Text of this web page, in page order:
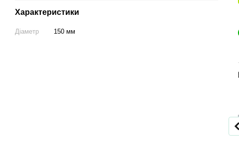
Характеристики
Діаметр 150 мм